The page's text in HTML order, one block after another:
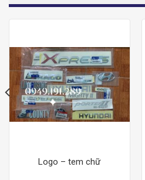
Logo – tem chữ